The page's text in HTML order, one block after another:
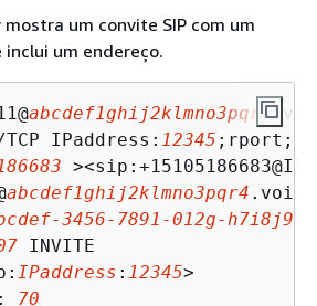
um convite SIP com um
inclui um endereço.
abcdef1ghij2klmno3pqr4
IPaddress: 12345
abcdef1ghij2klmno3pqr4
3456-7891-012g-
INVITE
IPaddress : 12345>
70